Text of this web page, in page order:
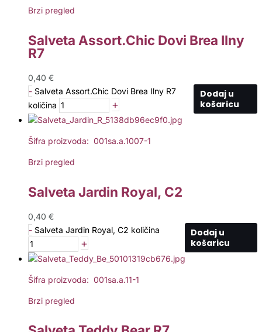
Brzi pregled
Salveta Assort.Chic Dovi Brea Ilny
R7
0,40 €
- Salveta Assort.Chic Dovi Brea Ilny R7
količina
+
Dodaj u
košaricu
Šifra proizvoda: 001sa.a.1007-1
Brzi pregled
Salveta Jardin Royal, C2
0,40 €
- Salveta Jardin Royal, C2 količina
+
Dodaj u
košaricu
Šifra proizvoda: 001sa.a.11-1
Brzi pregled